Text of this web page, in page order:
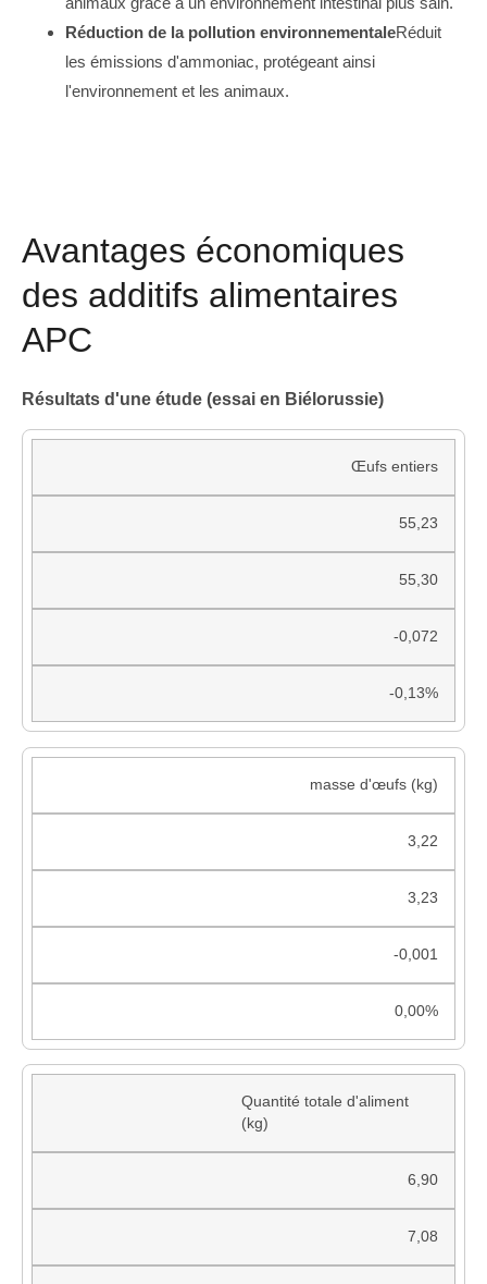
Réduction de la pollution environnementaleRéduit
les émissions d'ammoniac, protégeant ainsi
l'environnement et les animaux.
Avantages économiques
des additifs alimentaires
APC
Résultats d'une étude (essai en Biélorussie)
Œufs entiers
55,23
55,30
-0,072
-0,13%
masse d'œufs (kg)
3,22
3,23
-0,001
0,00%
Quantité totale d'aliment
(kg)
6,90
7,08